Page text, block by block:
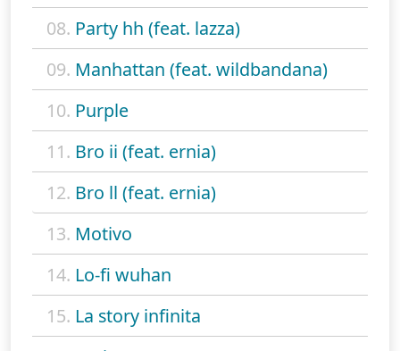
08. Party hh (feat. lazza)
09. Manhattan (feat. wildbandana)
10. Purple
11. Bro ii (feat. ernia)
12. Bro ll (feat. ernia)
13. Motivo
14. Lo-fi wuhan
15. La story infinita